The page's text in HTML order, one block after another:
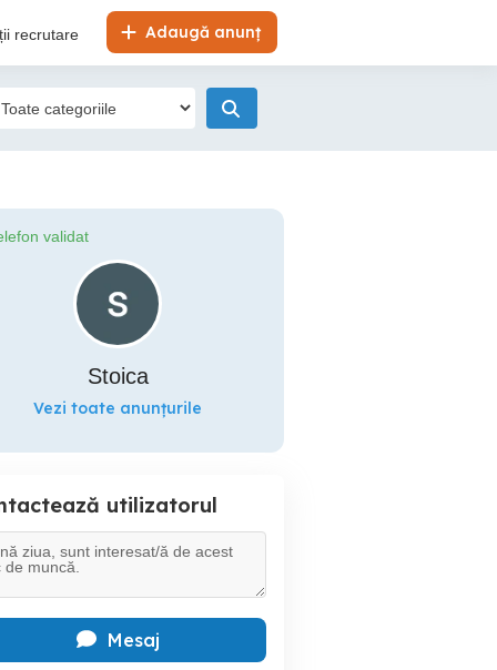
Adaugă anunț
recrutare
validat
Stoica
Vezi toate anunțurile
utilizatorul
Mesaj